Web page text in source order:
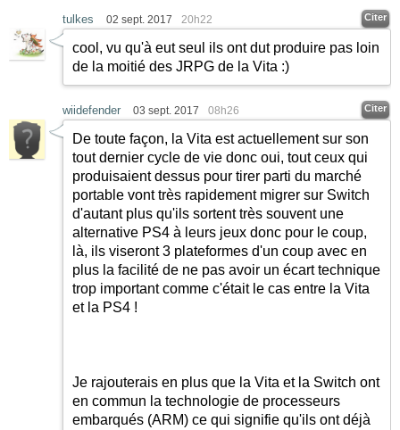
tulkes 02 sept. 2017 20h22 Citer
cool, vu qu'à eut seul ils ont dut produire pas loin
de la moitié des JRPG de la Vita :)
wiidefender 03 sept. 2017 08h26 Citer
De toute façon, la Vita est actuellement sur son
tout dernier cycle de vie donc oui, tout ceux qui
produisaient dessus pour tirer parti du marché
portable vont très rapidement migrer sur Switch
d'autant plus qu'ils sortent très souvent une
alternative PS4 à leurs jeux donc pour le coup,
là, ils viseront 3 plateformes d'un coup avec en
plus la facilité de ne pas avoir un écart technique
trop important comme c'était le cas entre la Vita
et la PS4 !
Je rajouterais en plus que la Vita et la Switch ont
en commun la technologie de processeurs
embarqués (ARM) ce qui signifie qu'ils ont déjà